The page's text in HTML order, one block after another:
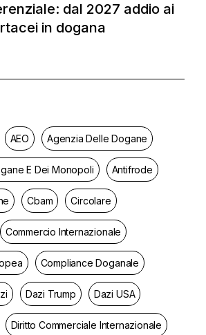
dal 2027 addio ai
in dogana
AEO Agenzia Delle Dogane
E Dei Monopoli Antifrode
Cbam Circolare
Commercio Internazionale
Compliance Doganale
Dazi Trump Dazi USA
Diritto Commerciale Internazionale